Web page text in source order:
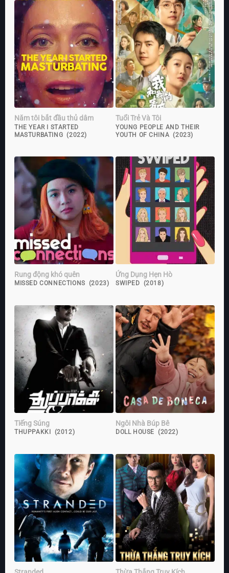
Năm tôi bắt đầu thủ dâm
THE YEAR I STARTED
MASTURBATING (2022)
Tuổi Trẻ Và Tôi
YOUNG PEOPLE AND THEIR
YOUTH OF CHINA (2023)
Rung động khó quên
MISSED CONNECTIONS (2023)
Ứng Dụng Hẹn Hò
SWIPED (2018)
Tiếng Súng
THUPPAKKI (2012)
Ngôi Nhà Búp Bê
DOLL HOUSE (2022)